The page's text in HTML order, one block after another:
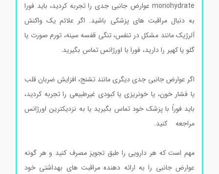
monohydrate عوارض جانبی جدی را تجربه کردید، باید فورا
به دنبال مراقبت های پزشکی باشید. اگر علائم یک واکنش
آلرژیک مانند مشکل در تنفس، تنگی قفسه سینه، تورم صورت یا
گلو یا کهیر را دارید، فورا با اورژانس تماس بگیرید.ال سیستئین
اگر عوارض جانبی جدی دیگری مانند تشنج، افزایش ضربان قلب
یا فشار خون، یا خونریزی یا کبودی غیرطبیعی را تجربه کردید،
باید فوراً با پزشک خود تماس بگیرید یا به نزدیکترین اورژانس
مراجعه کنید.ال سیستئین هیدروکلراید مونوهیدرات
مهم است که هر دارویی را طبق تجویز مصرف کنید و هر گونه
عوارض جانبی را به ارائه دهنده مراقبت های بهداشتی خود